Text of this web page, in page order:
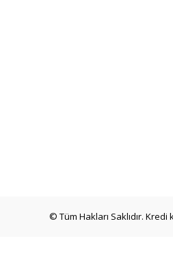
© Tüm Hakları Saklıdır.